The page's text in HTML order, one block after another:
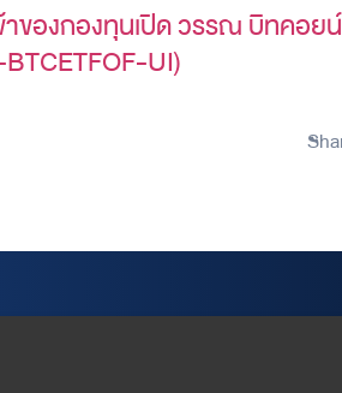
ข้าของกองทุนเปิด วรรณ บิทค
UI)